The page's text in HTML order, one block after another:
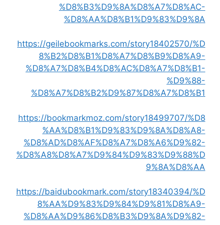
%D8%B3%D9%8A%D8%A7%D8%AC-
%D8%AA%D8%B1%D9%83%D9%8A
https://geilebookmarks.com/story18402570/%D
8%B2%D8%B1%D8%A7%D8%B9%D8%A9-
%D8%A7%D8%B4%D8%AC%D8%A7%D8%B1-
%D9%88-
%D8%A7%D8%B2%D9%87%D8%A7%D8%B1
https://bookmarkmoz.com/story18499707/%D8
%AA%D8%B1%D9%83%D9%8A%D8%A8-
%D8%AD%D8%AF%D8%A7%D8%A6%D9%82-
%D8%A8%D8%A7%D9%84%D9%83%D9%88%D
9%8A%D8%AA
https://baidubookmark.com/story18340394/%D
8%AA%D9%83%D9%84%D9%81%D8%A9-
%D8%AA%D9%86%D8%B3%D9%8A%D9%82-